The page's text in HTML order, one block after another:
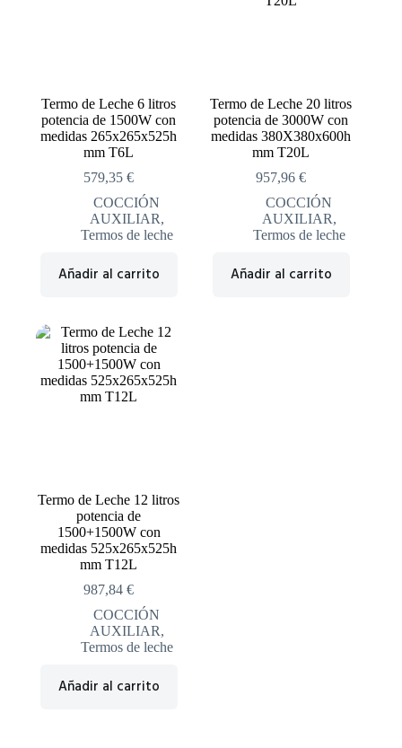
Termo de Leche 6 litros
potencia de 1500W con
medidas 265x265x525h
mm T6L
579,35€
COCCIÓN
AUXILIAR,
Termos de leche
Añadir al carrito
Termo de Leche 20 litros
potencia de 3000W con
medidas 380X380x600h
mm T20L
957,96€
COCCIÓN
AUXILIAR,
Termos de leche
Añadir al carrito
Termo de Leche 12 litros
potencia de
1500+1500W con
medidas 525x265x525h
mm T12L
987,84€
COCCIÓN
AUXILIAR,
Termos de leche
Añadir al carrito